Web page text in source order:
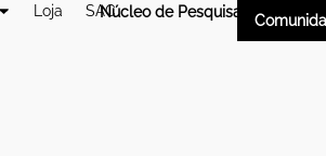
Loja SACNúcleo de Pesquisa